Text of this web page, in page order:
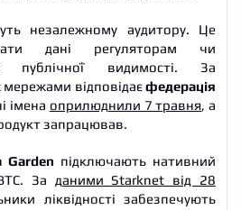
незалежному аудитору. Це
дані регуляторам чи
публічної видимості. За
відповідаєфедерація
імена оприлюднили 7 травня, а
запрацював.
Garden підключають нативний
За даними Starknet від 28
ліквідності забезпечують